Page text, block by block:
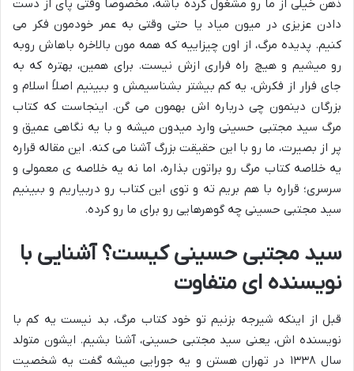
ذهن خیلی از ما رو مشغول کرده باشه، مخصوصاً وقتی پای از دست
دادن عزیزی در میون میاد یا حتی وقتی به عمر خودمون فکر می
کنیم. پدیده مرگ، از اون چیزاییه که همه مون بالاخره باهاش روبه
رو میشیم و هیچ راه فراری ازش نیست. برای همین، بهتره که به
جای فرار از فکرش، یه کم بیشتر بشناسیمش و ببینیم اصلاً اسلام و
بزرگان دینمون چی درباره اش بهمون می گن. اینجاست که کتاب
مرگ سید مجتبی حسینیوارد میدون میشه و با یه نگاهی عمیق و
پر از بصیرت، ما رو با این حقیقت بزرگ آشنا می کنه. این مقاله قراره
یهخلاصه کتاب مرگ رو براتون بذاره، اما نه یه خلاصه ی معمولی و
سرسری؛ قراره با هم بریم ته و توی این کتاب رو دربیاریم و ببینیم
سید مجتبی حسینی چه گوهرهایی رو برای ما رو کرده.
سید مجتبی حسینی کیست؟ آشنایی با
نویسنده ای متفاوت
قبل از اینکه شیرجه بزنیم تو خود کتاب مرگ، بد نیست یه کم با
نویسنده اش، یعنی سید مجتبی حسینی، آشنا بشیم. ایشون متولد
سال ۱۳۳۸ در تهران هستن و یه جورایی میشه گفت یه شخصیت